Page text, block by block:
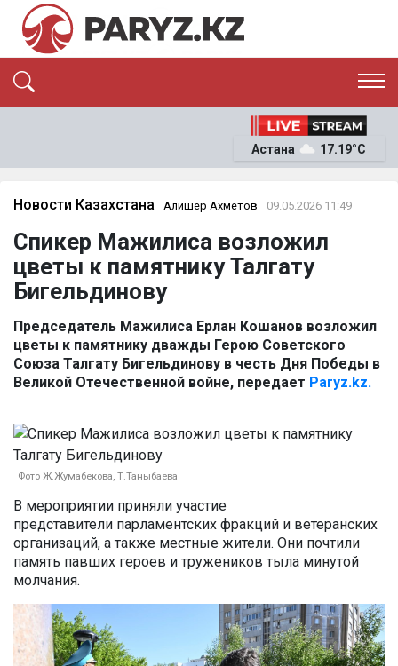
ЭКОНОМИКА
ОҚИҒА
News
Астана 17.19°C
Новости Казахстана Алишер Ахметов 09.05.2026 11:49
Спикер Мажилиса возложил
цветы к памятнику Талгату
Бигельдинову
Председатель Мажилиса Ерлан Кошанов возложил
цветы к памятнику дважды Герою Советского
Союза Талгату Бигельдинову в честь Дня Победы в
Великой Отечественной войне, передает Paryz.kz.
Фото Ж.Жумабекова, Т.Таныбаева
В мероприятии приняли участие
представители парламентских фракций и ветеранских
организаций, а также местные жители. Они почтили
память павших героев и тружеников тыла минутой
молчания.